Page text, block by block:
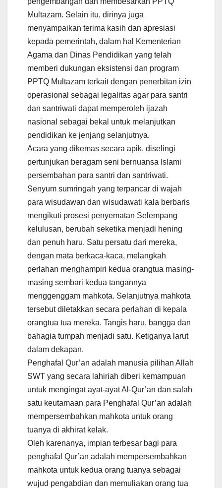
Multazam. Selain itu, dirinya juga
menyampaikan terima kasih dan apresiasi
kepada pemerintah, dalam hal Kementerian
Agama dan Dinas Pendidikan yang telah
memberi dukungan eksistensi dan program
PPTQ Multazam terkait dengan penerbitan izin
operasional sebagai legalitas agar para santri
dan santriwati dapat memperoleh ijazah
nasional sebagai bekal untuk melanjutkan
pendidikan ke jenjang selanjutnya.
Acara yang dikemas secara apik, diselingi
pertunjukan beragam seni bernuansa Islami
persembahan para santri dan santriwati.
Senyum sumringah yang terpancar di wajah
para wisudawan dan wisudawati kala berbaris
mengikuti prosesi penyematan Selempang
kelulusan, berubah seketika menjadi hening
dan penuh haru. Satu persatu dari mereka,
dengan mata berkaca-kaca, melangkah
perlahan menghampiri kedua orangtua masing-
masing sembari kedua tangannya
menggenggam mahkota. Selanjutnya mahkota
tersebut diletakkan secara perlahan di kepala
orangtua tua mereka. Tangis haru, bangga dan
bahagia tumpah menjadi satu. Ketiganya larut
dalam dekapan.
Penghafal Qur’an adalah manusia pilihan Allah
SWT yang secara lahiriah diberi kemampuan
untuk mengingat ayat-ayat Al-Qur’an dan salah
satu keutamaan para Penghafal Qur’an adalah
mempersembahkan mahkota untuk orang
tuanya di akhirat kelak.
Oleh karenanya, impian terbesar bagi para
penghafal Qur’an adalah mempersembahkan
mahkota untuk kedua orang tuanya sebagai
wujud pengabdian dan memuliakan orang tua